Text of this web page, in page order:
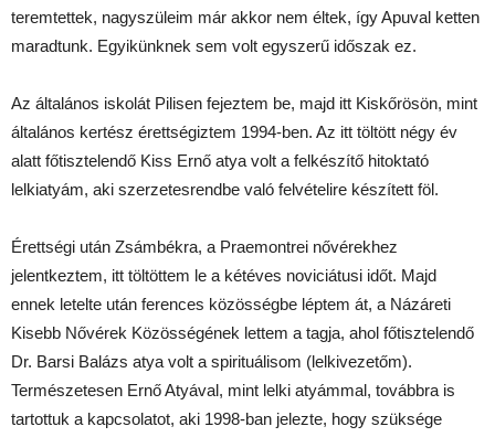
teremtettek, nagyszüleim már akkor nem éltek, így Apuval ketten
maradtunk. Egyikünknek sem volt egyszerű időszak ez.
Az általános iskolát Pilisen fejeztem be, majd itt Kiskőrösön, mint
általános kertész érettségiztem 1994-ben. Az itt töltött négy év
alatt főtisztelendő Kiss Ernő atya volt a felkészítő hitoktató
lelkiatyám, aki szerzetesrendbe való felvételire készített föl.
Érettségi után Zsámbékra, a Praemontrei nővérekhez
jelentkeztem, itt töltöttem le a kétéves noviciátusi időt. Majd
ennek letelte után ferences közösségbe léptem át, a Názáreti
Kisebb Nővérek Közösségének lettem a tagja, ahol főtisztelendő
Dr. Barsi Balázs atya volt a spirituálisom (lelkivezetőm).
Természetesen Ernő Atyával, mint lelki atyámmal, továbbra is
tartottuk a kapcsolatot, aki 1998-ban jelezte, hogy szüksége